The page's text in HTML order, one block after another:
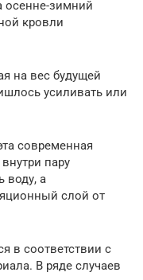
осенне-зимний
кровли
на вес будущей
усиливать или
современная
пару
воду, а
слой от
в соответствии с
В ряде случаев